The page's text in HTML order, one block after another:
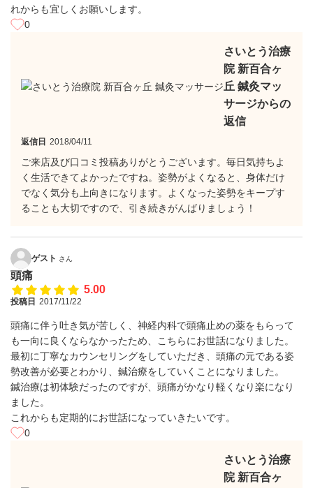
れからも宜しくお願いします。
0
さいとう治療
院 新百合ヶ
丘 鍼灸マッ
サージからの
返信
返信日 2018/04/11
ご来店及び口コミ投稿ありがとうございます。毎日気持ちよ
く生活できてよかったですね。姿勢がよくなると、身体だけ
でなく気分も上向きになります。よくなった姿勢をキープす
ることも大切ですので、引き続きがんばりましょう！
ゲスト さん
頭痛
5.00
投稿日 2017/11/22
頭痛に伴う吐き気が苦しく、神経内科で頭痛止めの薬をもらって
も一向に良くならなかったため、こちらにお世話になりました。
最初に丁寧なカウンセリングをしていただき、頭痛の元である姿
勢改善が必要とわかり、鍼治療をしていくことになりました。
鍼治療は初体験だったのですが、頭痛がかなり軽くなり楽になり
ました。
これからも定期的にお世話になっていきたいです。
0
さいとう治療
院 新百合ヶ